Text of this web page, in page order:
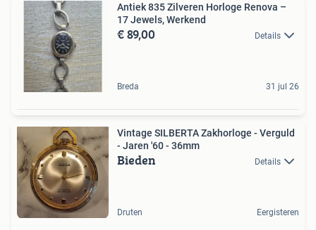
Antiek 835 Zilveren Horloge Renova –
17 Jewels, Werkend
€ 89,00 Details
Breda 31 jul 26
Vintage SILBERTA Zakhorloge - Verguld
- Jaren '60 - 36mm
Bieden Details
Druten Eergisteren